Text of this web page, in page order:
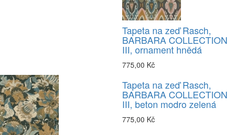
Tapeta na zeď Rasch,
BARBARA COLLECTION
III, ornament hnědá
775,00 Kč
Tapeta na zeď Rasch,
BARBARA COLLECTION
III, beton modro zelená
775,00 Kč